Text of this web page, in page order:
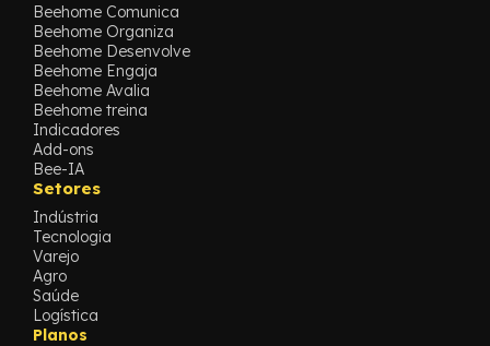
Beehome Comunica
Beehome Organiza
Beehome Desenvolve
Beehome Engaja
Beehome Avalia
Beehome treina
Indicadores
Add-ons
Bee-IA
Setores
Indústria
Tecnologia
Varejo
Agro
Saúde
Logística
Planos